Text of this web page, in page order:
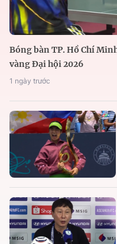
Bóng bàn TP. Hồ Chí
vàng Đại hội 2026
1 ngày trước